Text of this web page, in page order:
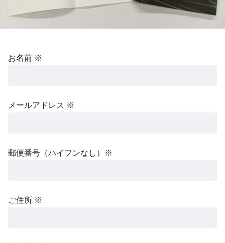
お名前 ※
メールアドレス ※
郵便番号（ハイフンなし）※
ご住所 ※